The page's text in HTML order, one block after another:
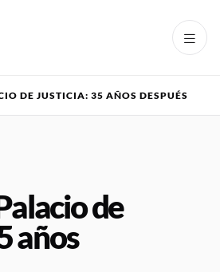
DE JUSTICIA: 35 AÑOS DESPUÉS
de
años